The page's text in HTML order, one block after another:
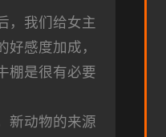
，我们给女主
好感度加成，
棚是很有必要
新动物的来源